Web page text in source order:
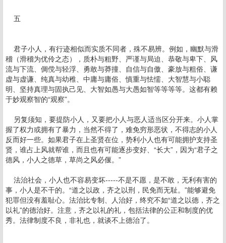
五
君子小人，有行迹相似而实质不同者，殊不易辨。例如，幽默与滑
稽（滑稽为优伶之态），质朴与粗野、严谨与局迫、恭敬与卑下、风
流与下流、倜傥与轻浮、勇敢与莽撞、自信与自傲、豪放与粗俗、谦
虚与虚谦、纯真与幼稚、中庸与庸俗、慎重与怯懦、大智慧与小聪
明、坚持真理与固执己见、大智如愚与大愚如智等等等等。这都有赖
于妙观察智的“观察”。
另复须知，要提防小人，又要把小人与恶人适当区分开来。小人掌
握了权力或拥有了暴力，当然不得了，难免穷形恶状，不得志的小人
反而好一些。如果君子在上圣贤在位，势利小人也有可能拥护支持圣
贤，谁占上风就帮谁，而且也有可能逐步变好、“长大”，因为“君子之
德风，小人之德草，草尚之风必偃。”
法治社会，小人也不容易变坏-----不是不愿，是不敢，无利有害的
事，小人是不干的。“道之以政，齐之以刑，民免而无耻。”能够避免
犯罪但没有羞耻心。法治比专制、人治好，终究不如“道之以德，齐之
以礼”的德治好。注意，齐之以礼的礼，包括法律的公正和制度的优
秀。法律制度不良，非礼也，就谈不上德治了。